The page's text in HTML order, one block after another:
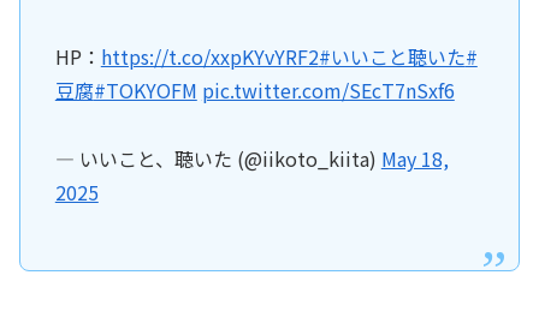
HP： https://t.co/xxpKYvYRF2#いいこと聴いた#
豆腐#TOKYOFM pic.twitter.com/SEcT7nSxf6
— いいこと、聴いた (@iikoto_kiita) May 18,
2025